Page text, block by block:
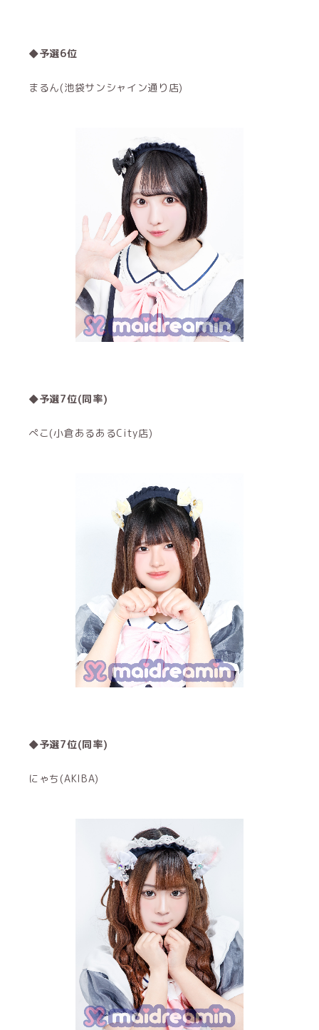
◆予選6位
まるん(池袋サンシャイン通り店)
◆予選7位(同率)
ぺこ(小倉あるあるCity店)
◆予選7位(同率)
にゃち(AKIBA)